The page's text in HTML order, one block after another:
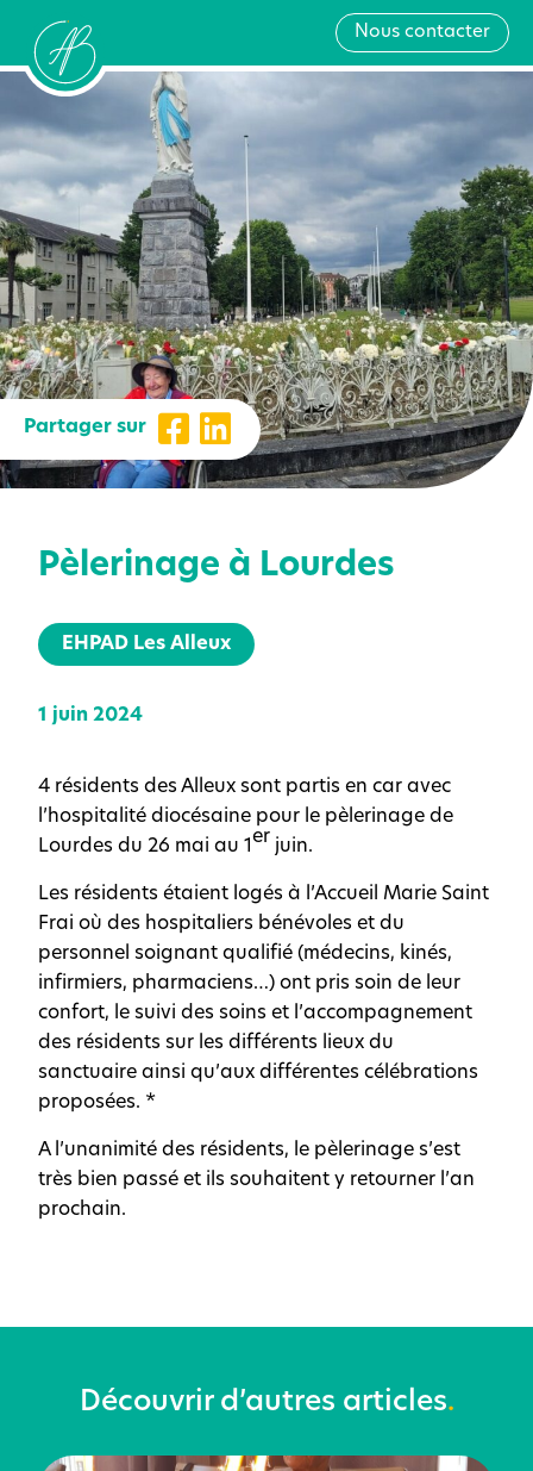
Nous contacter
Partager sur
Pèlerinage à Lourdes
EHPAD Les Alleux
1 juin 2024
4 résidents des Alleux sont partis en car avec
l’hospitalité diocésaine pour le pèlerinage de
Lourdes du 26 mai au 1 er juin.
Les résidents étaient logés à l’Accueil Marie Saint
Frai où des hospitaliers bénévoles et du
personnel soignant qualifié (médecins, kinés,
infirmiers, pharmaciens…) ont pris soin de leur
confort, le suivi des soins et l’accompagnement
des résidents sur les différents lieux du
sanctuaire ainsi qu’aux différentes célébrations
proposées. *
A l’unanimité des résidents, le pèlerinage s’est
très bien passé et ils souhaitent y retourner l’an
prochain.
Découvrir d’autres articles.